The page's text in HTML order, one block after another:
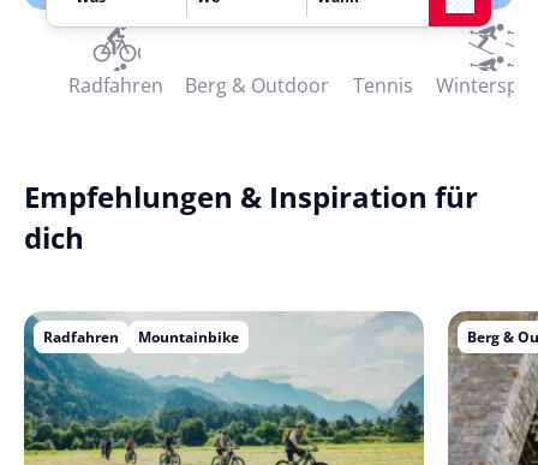
Radfahren Berg & Outdoor Tennis
Empfehlungen & Inspiration für
dich
Radfahren Mountainbike Berg &